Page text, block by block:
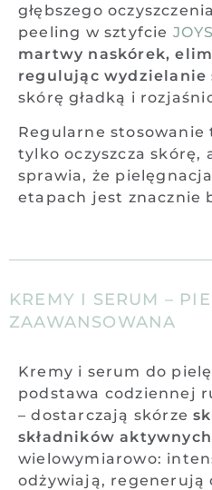
głębszego
peeling w sztyfcie
martwy naskórek,
regulując wydzielanie
skórę gładką i
Regularne
tylko oczyszcza skórę,
sprawia, że
etapach jest znacznie
KREMY I SERUM –
ZAAWANSOWANA
Kremy i serum do
podstawa codziennej
– dostarczają skórze
składników aktywnych
wielowymiarowo:
odżywiają, regenerują